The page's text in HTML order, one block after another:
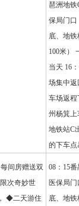
琶洲地
保局门
底、地
100米）
当天 16
场集中
车场返
州杨箕上
地铁站C
的下车
间房赠送双
次奇妙世
◆二天游住
08：15
医保局
底、地